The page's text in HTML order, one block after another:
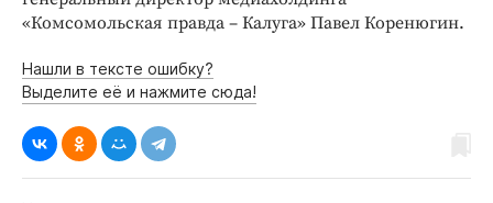
«Комсомольская правда – Калуга» Павел Коренюгин.
Нашли в тексте ошибку?
Выделите её и нажмите сюда!